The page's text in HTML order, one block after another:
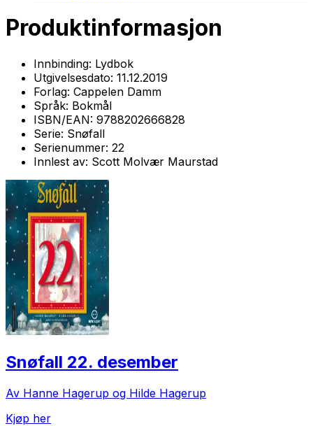
Produktinformasjon
Innbinding: Lydbok
Utgivelsesdato: 11.12.2019
Forlag: Cappelen Damm
Språk: Bokmål
ISBN/EAN: 9788202666828
Serie: Snøfall
Serienummer: 22
Innlest av: Scott Molvær Maurstad
Snøfall 22. desember
Av Hanne Hagerup og Hilde Hagerup
Kjøp her